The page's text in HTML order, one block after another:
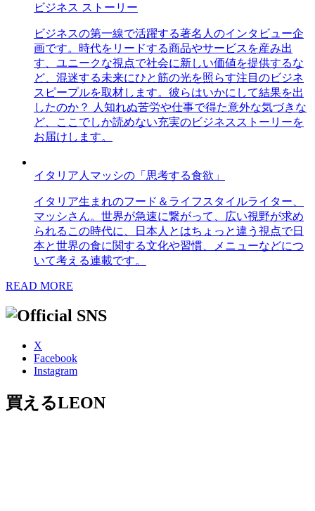
ビジネス ストーリー
ビジネスの第一線で活躍する著名人のインタビュー企
画です。時代をリードする商品やサービスを産み出
す、ユニークな視点で社会に新しい価値を提供するな
ど、混迷する未来にひと筋の光を照らす注目のビジネ
スピープルを取材します。彼らはいかにして結果を出
したのか？ 人知れぬ苦労や仕事で得た意外な気づきな
ど、ここでしか読めない充実のビジネスストーリーを
お届けします。
イタリア人マッシの「思考する食欲」
イタリア生まれのフード＆ライフスタイルライター、
マッシさん。世界が急速に繋がって、広い視野が求め
られるこの時代に、日本人とはちょっと違う視点で日
本と世界の食に関する文化や習慣、メニューなどにつ
いて考える連載です。
READ MORE
X
Facebook
Instagram
買えるLEON